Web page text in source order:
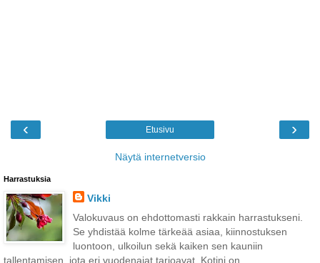
‹ ›
Etusivu
Näytä internetversio
Harrastuksia
Vikki
Valokuvaus on ehdottomasti rakkain harrastukseni.
Se yhdistää kolme tärkeää asiaa, kiinnostuksen
luontoon, ulkoilun sekä kaiken sen kauniin
tallentamisen, jota eri vuodenajat tarjoavat. Kotini on